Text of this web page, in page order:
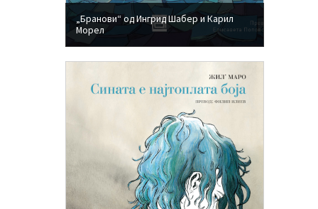
„Бранови“ од Ингрид Шабер и Карил
Морел